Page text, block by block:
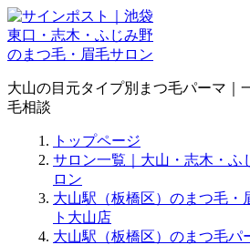
大山の目元タイプ別まつ毛パーマ｜
毛相談
トップページ
サロン一覧｜大山・志木・ふ
ロン
大山駅（板橋区）のまつ毛・
ト大山店
大山駅（板橋区）のまつ毛パ